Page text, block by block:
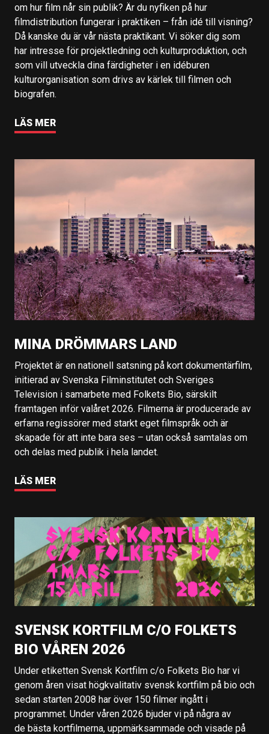
om hur film når sin publik? Är du nyfiken på hur
filmdistribution fungerar i praktiken – från idé till visning?
Då kanske du är vår nästa praktikant. Vi söker dig som
har intresse för projektledning och kulturproduktion, och
som vill utveckla dina färdigheter i en idéburen
kulturorganisation som drivs av kärlek till filmen och
biografen.
LÄS MER
MINA DRÖMMARS LAND
Projektet är en nationell satsning på kort dokumentärfilm,
initierad av Svenska Filminstitutet och Sveriges
Television i samarbete med Folkets Bio, särskilt
framtagen inför valåret 2026. Filmerna är producerade av
erfarna regissörer med starkt eget filmspråk och är
skapade för att inte bara ses – utan också samtalas om
och delas med publik i hela landet.
LÄS MER
SVENSK KORTFILM C/O FOLKETS
BIO VÅREN 2026
Under etiketten Svensk Kortfilm c/o Folkets Bio har vi
genom åren visat högkvalitativ svensk kortfilm på bio och
sedan starten 2008 har över 150 filmer ingått i
programmet. Under våren 2026 bjuder vi på några av
de bästa kortfilmerna, uppmärksammade och visade på